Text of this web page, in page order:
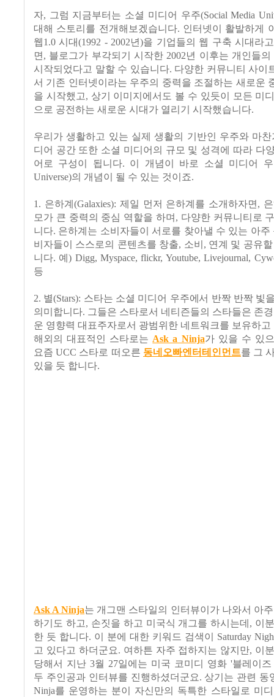
자, 그럼 지금부터는 소셜 미디어 우주(Social Media
대해 스토리를 전개해보겠습니다. 인터넷이 활발하게
웹1.0 시대(1992 - 2002년)을 기업들의 웹 구축 시대라
면, 블로그가 부각되기 시작한 2002년 이후는 개인들
시작되었다고 말할 수 있습니다. 다양한 커뮤니티 사이
서 기존 인터넷이라는 우주의 중력을 조절하는 새로운
을 시작했고, 상기 이미지에서도 볼 수 있듯이 모든 미
으로 공전하는 새로운 시대가 열리기 시작했습니다.
우리가 생활하고 있는 실제 생활의 기반인 우주와 마
디어 공간 또한 소셜 미디어의 규모 및 성격에 따라 다
어로 구성이 됩니다. 이 개념이 바로 소셜 미디어 우
Universe)의 개념이 될 수 있는 것이죠.
1. 은하계(Galaxies): 제일 먼저 은하계를 소개하자면,
모가 큰 중력의 중심 역할을 하며, 다양한 커뮤니티로
니다. 은하계는 소비자들이 서로를 찾아낼 수 있는 아주
비자들이 스스로의 콘텐츠를 창출, 소비, 연계 및 공유
니다. 예) Digg, Myspace, flickr, Youtube, Livejournal,
등
2. 별(Stars): 스타는 소셜 미디어 우주에서 반짝 반짝 빛
의미합니다. 그들은 스타로서 네티즌들의 스타들은 존
운 영향력 대표주자로서 광범위한 네트워크를 보유하고
해외의 대표적인 스타로는Ask a Ninja가 있을 수 있
요즘 UCC 스타로 떠오른 동네오빠엔터테인먼트를 그
있을 듯 합니다.
Ask A Ninja는 개그맨 스타일의 인터뷰이가 나와서 아
하기도 하고, 손짓을 하고 미국식 개그를 하시는데, 이
한 듯 합니다. 이 분에 대한 키워드 검색이 Saturday
고 있다고 하더군요. 여하튼 자주 접하지는 않지만, 이
당해서 지난 3월 27일에는 미국 코미디 영화 '블레이
두 주인공과 인터뷰를 진행하셨더군요. 상기는 관련 동
Ninja를 운영하는 분이 자신만의 독특한 스타일로 미